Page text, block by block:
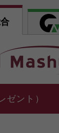
ゼント）